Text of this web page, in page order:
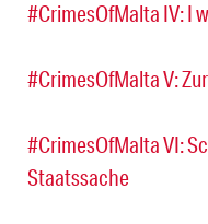
#CrimesOfMalta IV: I
#CrimesOfMalta V:
#CrimesOfMalta VI:
Staatssache